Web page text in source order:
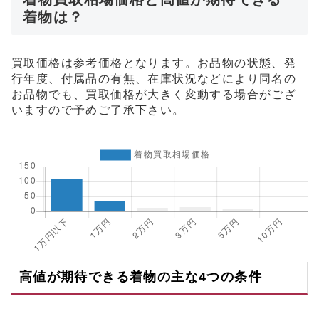
着物は？
買取価格は参考価格となります。お品物の状態、発
行年度、付属品の有無、在庫状況などにより同名の
お品物でも、買取価格が大きく変動する場合がござ
いますので予めご了承下さい。
高値が期待できる着物の主な4つの条件